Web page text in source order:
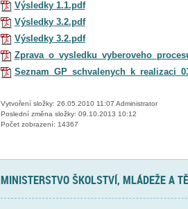
Výsledky 1.1.pdf
Výsledky 3.2.pdf
Výsledky 3.2.pdf
Vytvoření složky: 26.05.2010 11:07 Administrator
Poslední změna složky: 09.10.2013 10:12
Počet zobrazení: 14367
MINISTERSTVO ŠKOLSTVÍ, MLÁDEŽE A